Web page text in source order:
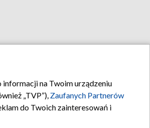
na Twoim urządzeniu
„TVP”), Zaufanych Partnerów
do Twoich zainteresowań i